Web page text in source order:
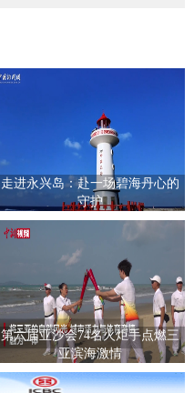
走进永兴岛：赴一场碧海丹心的
守护
第六届亚沙会74名火炬手点燃三
亚滨海激情